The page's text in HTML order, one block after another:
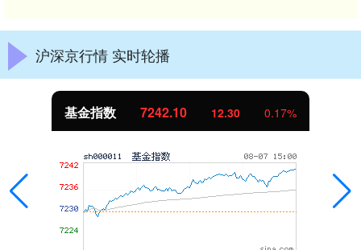
沪深京行情 实时轮播
基金指数 7242.10 12.30 0.17%